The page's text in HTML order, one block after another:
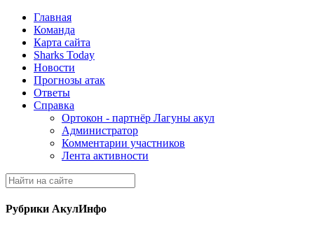
Главная
Команда
Карта сайта
Sharks Today
Новости
Прогнозы атак
Ответы
Справка
Ортокон - партнёр Лагуны акул
Администратор
Комментарии участников
Лента активности
Рубрики АкулИнфо